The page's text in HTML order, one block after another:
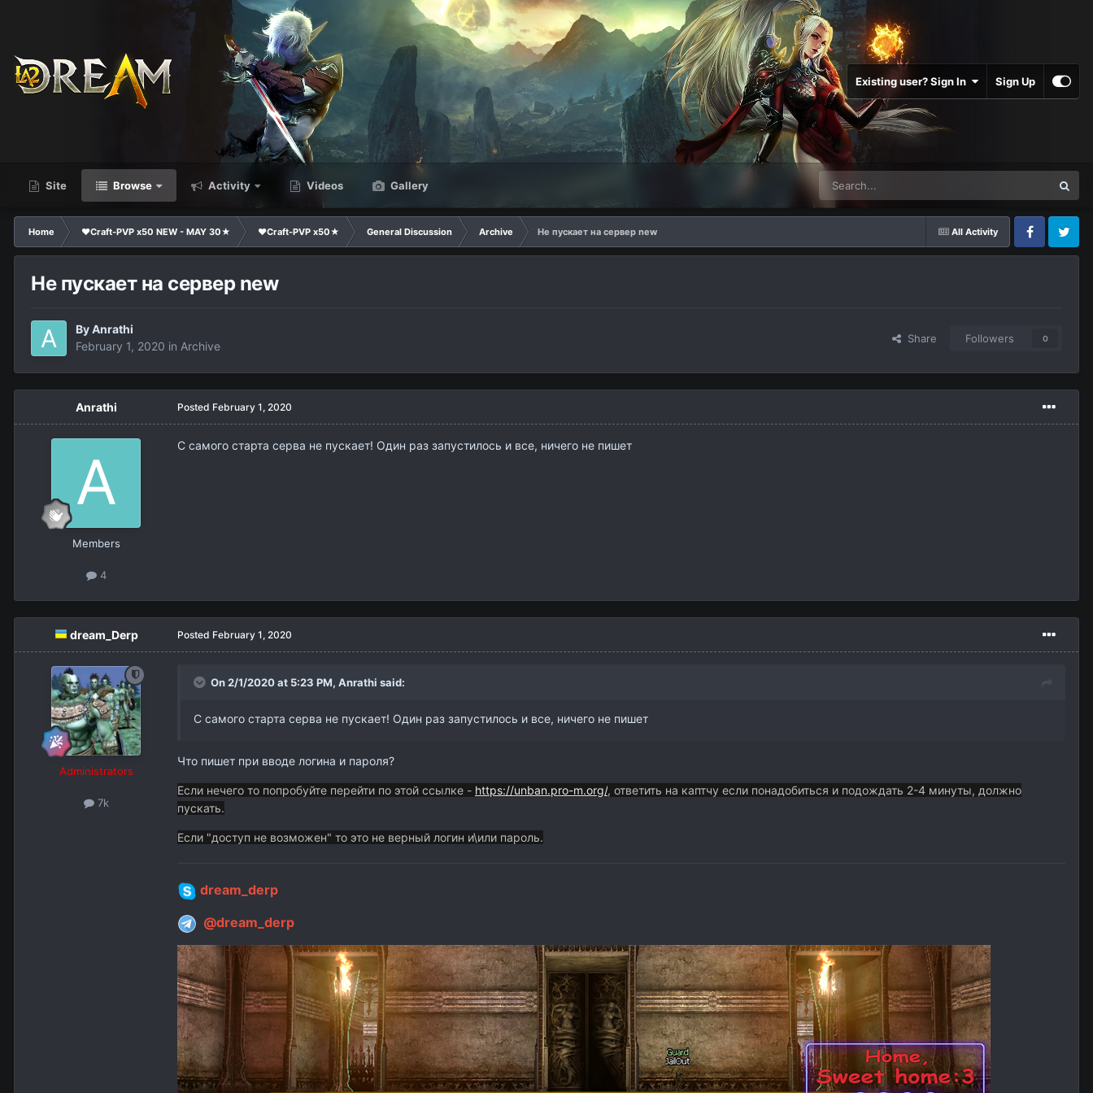
Existing user? Sign In Sign Up
Site Browse Activity Videos Gallery
All Activity
Home ❤Craft-PVP x50 NEW - MAY 30★ ❤Craft-PVP x50★ General Discussion Archive
Не пускает на сервер new
FacebookTwitter
Не пускает на сервер new
ByAnrathi
February 1, 2020 in Archive
Share Followers 0
Anrathi
Members
4
Posted February 1, 2020
С самого старта серва не пускает! Один раз запустилось и все, ничего не пишет
dream_Derp
Administrators
7k
Posted February 1, 2020
On 2/1/2020 at 5:23 PM, Anrathi said:
С самого старта серва не пускает! Один раз запустилось и все, ничего не пишет
Что пишет при вводе логина и пароля?
Если нечего то попробуйте перейти по этой ссылке - https://unban.pro-m.org/, ответить на каптчу если понадобиться и подождать 2-4 минуты, должно
пускать.
Если "доступ не возможен" то это не верный логин и\или пароль.
dream_derp
@dream_derp